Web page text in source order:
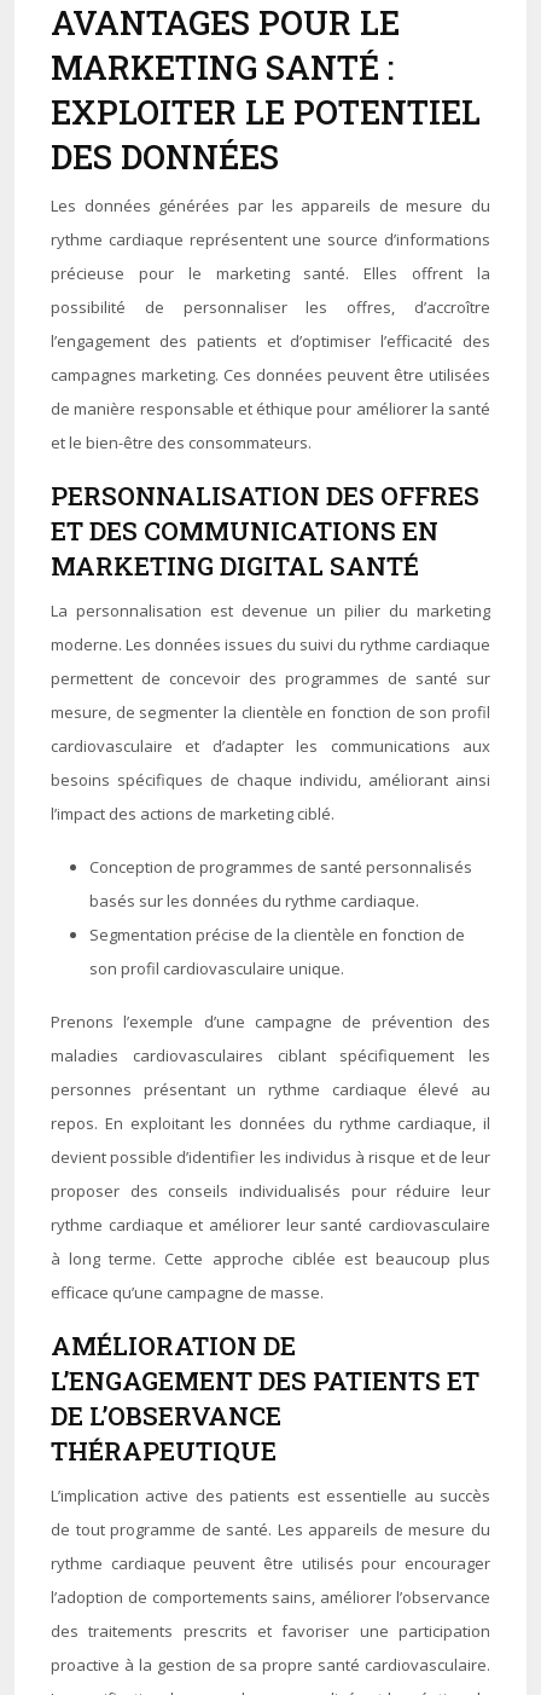
AVANTAGES POUR LE
MARKETING SANTÉ :
EXPLOITER LE POTENTIEL
DES DONNÉES
Les données générées par les appareils de mesure du
rythme cardiaque représentent une source d’informations
précieuse pour le marketing santé. Elles offrent la
possibilité de personnaliser les offres, d’accroître
l’engagement des patients et d’optimiser l’efficacité des
campagnes marketing. Ces données peuvent être utilisées
de manière responsable et éthique pour améliorer la santé
et le bien-être des consommateurs.
PERSONNALISATION DES OFFRES
ET DES COMMUNICATIONS EN
MARKETING DIGITAL SANTÉ
La personnalisation est devenue un pilier du marketing
moderne. Les données issues du suivi du rythme cardiaque
permettent de concevoir des programmes de santé sur
mesure, de segmenter la clientèle en fonction de son profil
cardiovasculaire et d’adapter les communications aux
besoins spécifiques de chaque individu, améliorant ainsi
l’impact des actions de marketing ciblé.
Conception de programmes de santé personnalisés
basés sur les données du rythme cardiaque.
Segmentation précise de la clientèle en fonction de
son profil cardiovasculaire unique.
Prenons l’exemple d’une campagne de prévention des
maladies cardiovasculaires ciblant spécifiquement les
personnes présentant un rythme cardiaque élevé au
repos. En exploitant les données du rythme cardiaque, il
devient possible d’identifier les individus à risque et de leur
proposer des conseils individualisés pour réduire leur
rythme cardiaque et améliorer leur santé cardiovasculaire
à long terme. Cette approche ciblée est beaucoup plus
efficace qu’une campagne de masse.
AMÉLIORATION DE
L’ENGAGEMENT DES PATIENTS ET
DE L’OBSERVANCE
THÉRAPEUTIQUE
L’implication active des patients est essentielle au succès
de tout programme de santé. Les appareils de mesure du
rythme cardiaque peuvent être utilisés pour encourager
l’adoption de comportements sains, améliorer l’observance
des traitements prescrits et favoriser une participation
proactive à la gestion de sa propre santé cardiovasculaire.